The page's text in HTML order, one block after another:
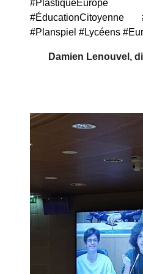
#PlastiqueEurope
#ÉducationCitoyenne
#Planspiel #Lycéens
Damien Lenouvel,